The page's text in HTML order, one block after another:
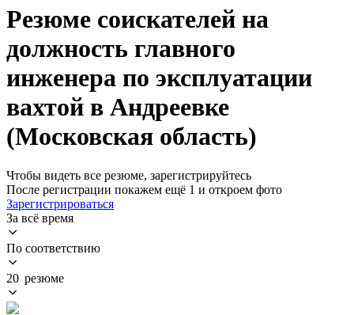
Резюме соискателей на
должность главного
инженера по эксплуатации
вахтой в Андреевке
(Московская область)
Чтобы видеть все резюме, зарегистрируйтесь
После регистрации покажем ещё 1 и откроем фото
Зарегистрироваться
За всё время
По соответствию
20 резюме